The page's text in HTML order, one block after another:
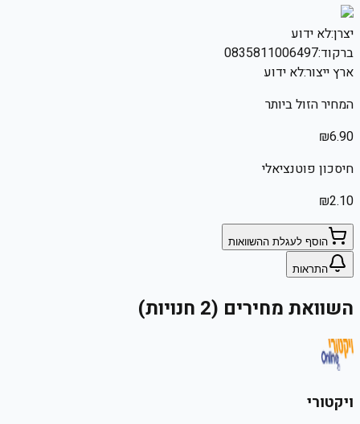
יצרן:לא ידוע
ברקוד:0835811006497
ארץ ייצור:לא ידוע
המחיר הזול ביותר
₪6.90
חיסכון פוטנציאלי
₪2.10
הוסף לעגלת ההשוואות
התראות
השוואת מחירים (2 חנויות)
ויקטורי